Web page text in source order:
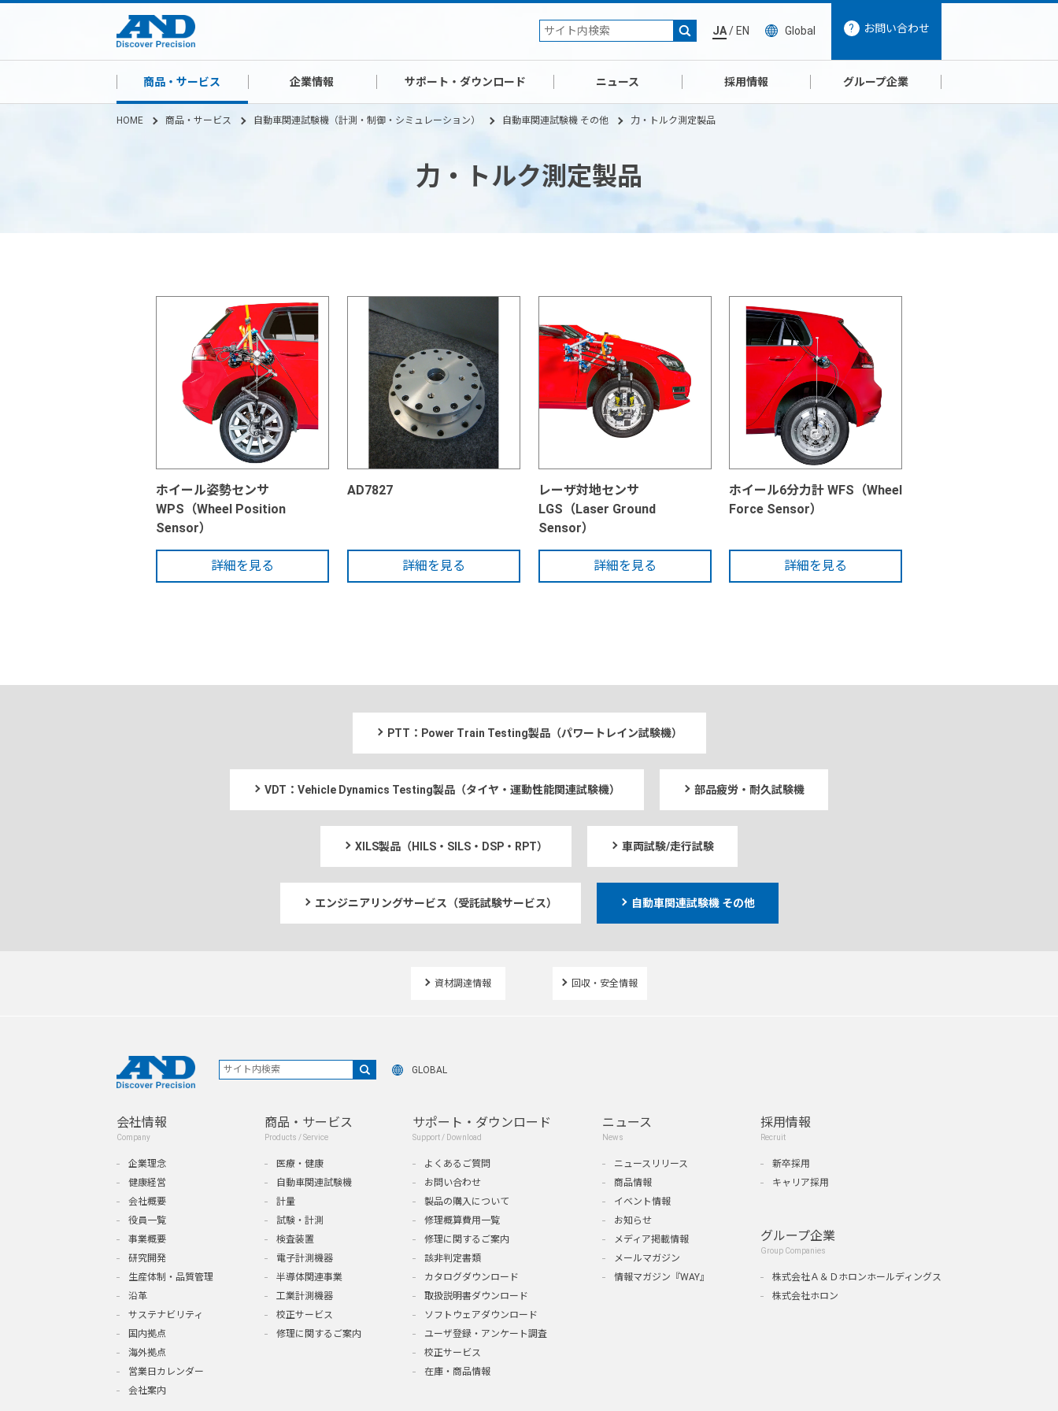
JA/ EN Global お問い合わせ
商品・サービス 企業情報 サポート・ダウンロード ニュース 採用情報 グループ企業
HOME 商品・サービス 自動車関連試験機（計測・制御・シミュレーション） 自動車関連試験機 その他 力・トルク測定製品
力・トルク測定製品
ホイール姿勢センサ
WPS（Wheel Position
Sensor）
詳細を見る
AD7827
詳細を見る
レーザ対地センサ
LGS（Laser Ground
Sensor）
詳細を見る
ホイール6分力計 WFS（Wheel
Force Sensor）
詳細を見る
PTT：Power Train Testing製品（パワートレイン試験機）
VDT：Vehicle Dynamics Testing製品（タイヤ・運動性能関連試験機） 部品疲労・耐久試験機
XILS製品（HILS・SILS・DSP・RPT） 車両試験/走行試験
エンジニアリングサービス（受託試験サービス） 自動車関連試験機 その他
資材調達情報 回収・安全情報
GLOBAL
会社情報
Company
企業理念
健康経営
会社概要
役員一覧
事業概要
研究開発
生産体制・品質管理
沿革
サステナビリティ
国内拠点
海外拠点
営業日カレンダー
会社案内
商品・サービス
Products / Service
医療・健康
自動車関連試験機
計量
試験・計測
検査装置
電子計測機器
半導体関連事業
工業計測機器
校正サービス
修理に関するご案内
サポート・ダウンロード
Support / Download
よくあるご質問
お問い合わせ
製品の購入について
修理概算費用一覧
修理に関するご案内
該非判定書類
カタログダウンロード
取扱説明書ダウンロード
ソフトウェアダウンロード
ユーザ登録・アンケート調査
校正サービス
在庫・商品情報
ニュース
News
ニュースリリース
商品情報
イベント情報
お知らせ
メディア掲載情報
メールマガジン
情報マガジン『WAY』
採用情報
Recruit
新卒採用
キャリア採用
グループ企業
Group Companies
株式会社Ａ＆Ｄホロンホールディングス
株式会社ホロン